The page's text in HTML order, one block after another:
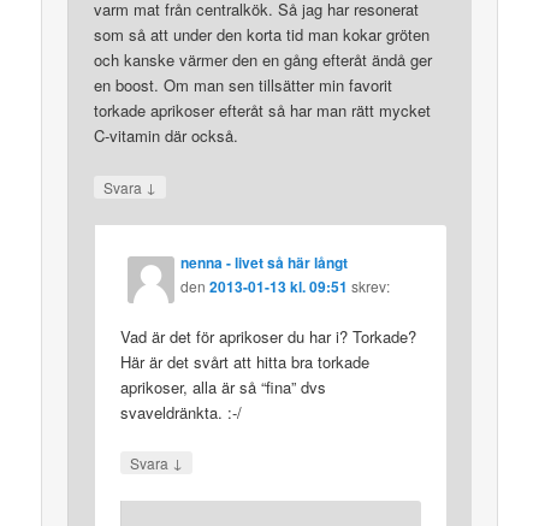
varm mat från centralkök. Så jag har resonerat
som så att under den korta tid man kokar gröten
och kanske värmer den en gång efteråt ändå ger
en boost. Om man sen tillsätter min favorit
torkade aprikoser efteråt så har man rätt mycket
C-vitamin där också.
Svara ↓
nenna - livet så här långt
den2013-01-13 kl. 09:51 skrev:
Vad är det för aprikoser du har i? Torkade?
Här är det svårt att hitta bra torkade
aprikoser, alla är så “fina” dvs
svaveldränkta. :-/
Svara ↓